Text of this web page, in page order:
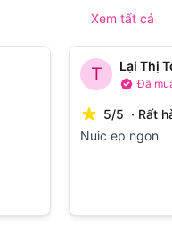
Xem tất cả
T Lại Thị
Đã
5/5 · Rất
Nuic ep ngon